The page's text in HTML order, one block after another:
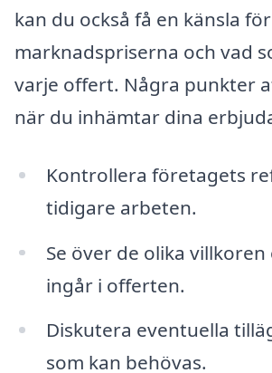
kan du också få en känsla för
marknadspriserna och vad
varje offert. Några punkter
när du inhämtar dina
Kontrollera företagets
tidigare arbeten.
Se över de olika villkoren
ingår i offerten.
Diskutera eventuella
som kan behövas.